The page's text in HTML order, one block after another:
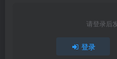
请登录后
登录